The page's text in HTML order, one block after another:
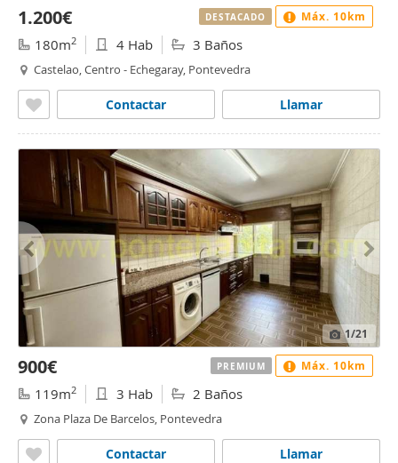
1.200€
180m2 4 Hab 3 Baños
Castelao, Centro - Echegaray, Pontevedra
Llamar
Contactar
DESTACADO Máx. 10km
1/21
900€
119m2 3 Hab 2 Baños
Zona Plaza De Barcelos, Pontevedra
Llamar
Contactar
PREMIUM Máx. 10km